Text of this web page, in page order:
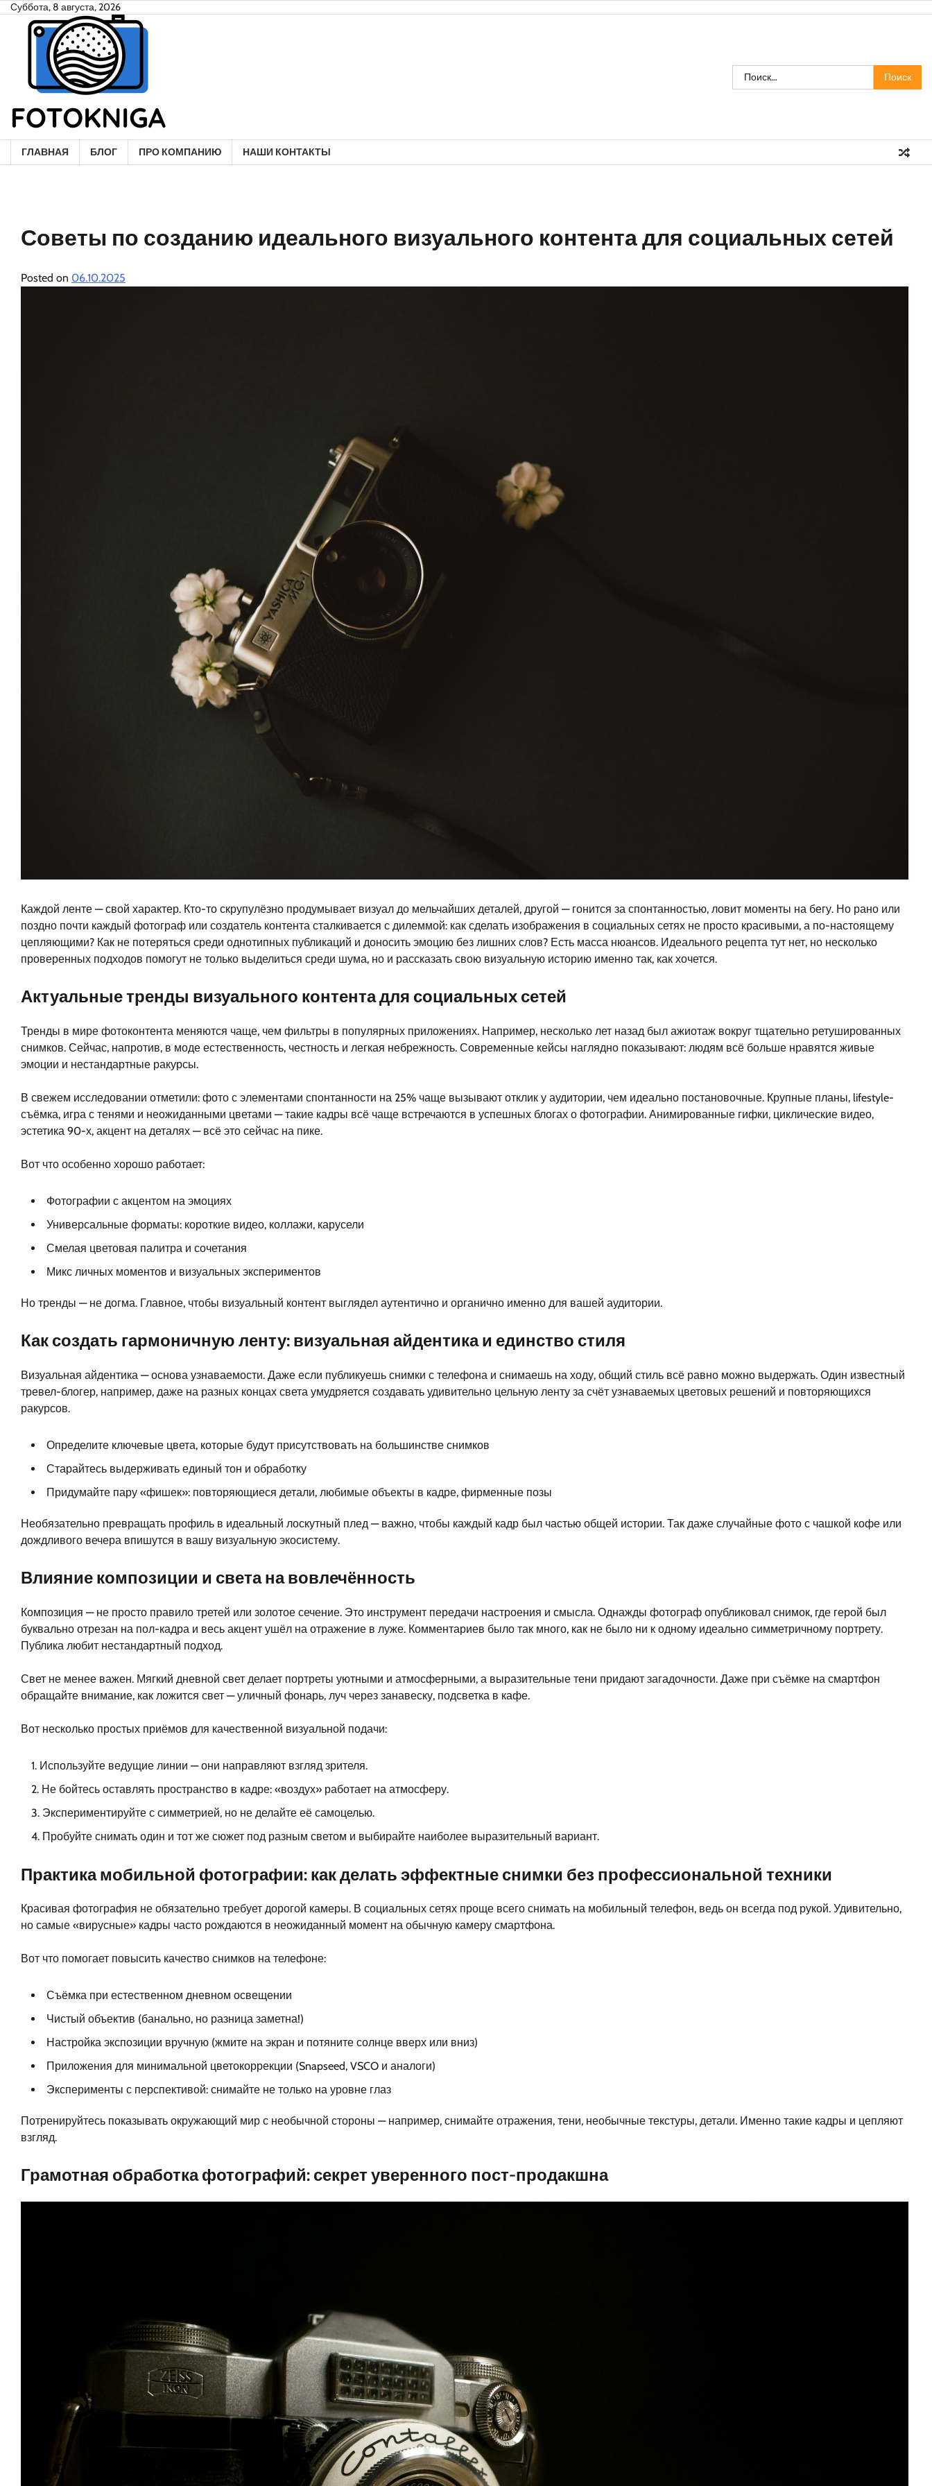
SkipСуббота, 8 августа, 2026
Найти:
ГЛАВНАЯ БЛОГ ПРО КОМПАНИЮ НАШИ КОНТАКТЫ
Советы по созданию идеального визуального контента для социальных сетей
Posted on 06.10.2025
Каждой ленте — свой характер. Кто-то скрупулёзно продумывает визуал до мельчайших деталей, другой — гонится за спонтанностью, ловит моменты на бегу. Но рано или
поздно почти каждый фотограф или создатель контента сталкивается с дилеммой: как сделать изображения в социальных сетях не просто красивыми, а по-настоящему
цепляющими? Как не потеряться среди однотипных публикаций и доносить эмоцию без лишних слов? Есть масса нюансов. Идеального рецепта тут нет, но несколько
проверенных подходов помогут не только выделиться среди шума, но и рассказать свою визуальную историю именно так, как хочется.
Актуальные тренды визуального контента для социальных сетей
Тренды в мире фотоконтента меняются чаще, чем фильтры в популярных приложениях. Например, несколько лет назад был ажиотаж вокруг тщательно ретушированных
снимков. Сейчас, напротив, в моде естественность, честность и легкая небрежность. Современные кейсы наглядно показывают: людям всё больше нравятся живые
эмоции и нестандартные ракурсы.
В свежем исследовании отметили: фото с элементами спонтанности на 25% чаще вызывают отклик у аудитории, чем идеально постановочные. Крупные планы, lifestyle-
съёмка, игра с тенями и неожиданными цветами — такие кадры всё чаще встречаются в успешных блогах о фотографии. Анимированные гифки, циклические видео,
эстетика 90-х, акцент на деталях — всё это сейчас на пике.
Вот что особенно хорошо работает:
Фотографии с акцентом на эмоциях
Универсальные форматы: короткие видео, коллажи, карусели
Смелая цветовая палитра и сочетания
Микс личных моментов и визуальных экспериментов
Но тренды — не догма. Главное, чтобы визуальный контент выглядел аутентично и органично именно для вашей аудитории.
Как создать гармоничную ленту: визуальная айдентика и единство стиля
Визуальная айдентика — основа узнаваемости. Даже если публикуешь снимки с телефона и снимаешь на ходу, общий стиль всё равно можно выдержать. Один известный
тревел-блогер, например, даже на разных концах света умудряется создавать удивительно цельную ленту за счёт узнаваемых цветовых решений и повторяющихся
ракурсов.
Определите ключевые цвета, которые будут присутствовать на большинстве снимков
Старайтесь выдерживать единый тон и обработку
Придумайте пару «фишек»: повторяющиеся детали, любимые объекты в кадре, фирменные позы
Необязательно превращать профиль в идеальный лоскутный плед — важно, чтобы каждый кадр был частью общей истории. Так даже случайные фото с чашкой кофе или
дождливого вечера впишутся в вашу визуальную экосистему.
Влияние композиции и света на вовлечённость
Композиция — не просто правило третей или золотое сечение. Это инструмент передачи настроения и смысла. Однажды фотограф опубликовал снимок, где герой был
буквально отрезан на пол-кадра и весь акцент ушёл на отражение в луже. Комментариев было так много, как не было ни к одному идеально симметричному портрету.
Публика любит нестандартный подход.
Свет не менее важен. Мягкий дневной свет делает портреты уютными и атмосферными, а выразительные тени придают загадочности. Даже при съёмке на смартфон
обращайте внимание, как ложится свет — уличный фонарь, луч через занавеску, подсветка в кафе.
Вот несколько простых приёмов для качественной визуальной подачи:
Используйте ведущие линии — они направляют взгляд зрителя.
Не бойтесь оставлять пространство в кадре: «воздух» работает на атмосферу.
Экспериментируйте с симметрией, но не делайте её самоцелью.
Пробуйте снимать один и тот же сюжет под разным светом и выбирайте наиболее выразительный вариант.
Практика мобильной фотографии: как делать эффектные снимки без профессиональной техники
Красивая фотография не обязательно требует дорогой камеры. В социальных сетях проще всего снимать на мобильный телефон, ведь он всегда под рукой. Удивительно,
но самые «вирусные» кадры часто рождаются в неожиданный момент на обычную камеру смартфона.
Вот что помогает повысить качество снимков на телефоне:
Съёмка при естественном дневном освещении
Чистый объектив (банально, но разница заметна!)
Настройка экспозиции вручную (жмите на экран и потяните солнце вверх или вниз)
Приложения для минимальной цветокоррекции (Snapseed, VSCO и аналоги)
Эксперименты с перспективой: снимайте не только на уровне глаз
Потренируйтесь показывать окружающий мир с необычной стороны — например, снимайте отражения, тени, необычные текстуры, детали. Именно такие кадры и цепляют
взгляд.
Грамотная обработка фотографий: секрет уверенного пост-продакшна